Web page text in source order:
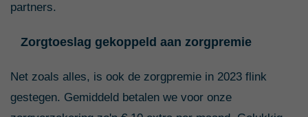
partners.
Zorgtoeslag gekoppeld aan zorgpremie
Net zoals alles, is ook de zorgpremie in 2023 flink
gestegen. Gemiddeld betalen we voor onze